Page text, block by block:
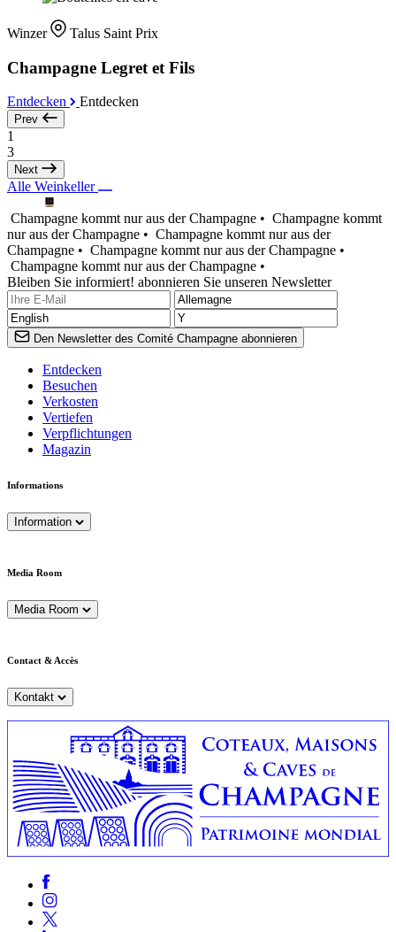
Winzer Talus Saint Prix
Champagne Legret et Fils
Entdecken Entdecken
Prev
1
3
Next
Alle Weinkeller
Champagne kommt nur aus der Champagne • Champagne kommt
nur aus der Champagne • Champagne kommt nur aus der
Champagne • Champagne kommt nur aus der Champagne •
Champagne kommt nur aus der Champagne •
Bleiben Sie informiert! abonnieren Sie unseren Newsletter
Den Newsletter des Comité Champagne abonnieren
Entdecken
Besuchen
Verkosten
Vertiefen
Verpflichtungen
Magazin
Informations
Information
Media Room
Media Room
Contact & Accès
Kontakt